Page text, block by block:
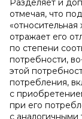
Разделяет и
отмечая, что
«относительная
отражает его
по степени
потребности,
этой
потребления,
с
при его
с аналогичными